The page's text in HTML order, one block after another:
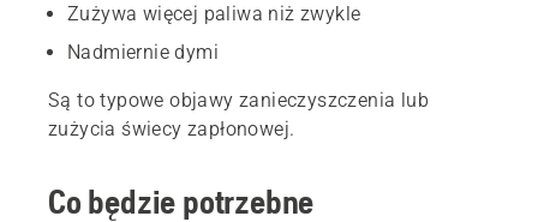
Zużywa więcej paliwa niż zwykle
Nadmiernie dymi
Są to typowe objawy zanieczyszczenia lub
zużycia świecy zapłonowej.
Co będzie potrzebne